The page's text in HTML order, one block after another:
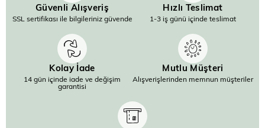
Güvenli Alışveriş
SSL sertifikası ile bilgileriniz güvende
Hızlı Teslimat
1-3 iş günü içinde teslimat
Kolay İade
14 gün içinde iade ve değişim
garantisi
Mutlu Müşteri
Alışverişlerinden memnun müşteriler